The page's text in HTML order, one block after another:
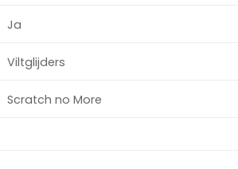
Ja
Viltglijders
Scratch no More